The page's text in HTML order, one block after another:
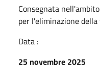
Consegnata
per l'eliminazione
Data :
25 novembre 2025